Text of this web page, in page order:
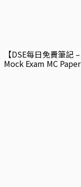
【DSE每日免費筆
Mock Exam MC